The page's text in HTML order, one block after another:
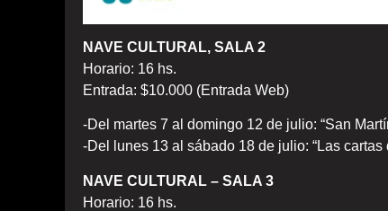
NAVE CULTURAL, SALA 2
Horario: 16 hs.
Entrada: $10.000 (Entrada Web)
-Del martes 7 al domingo 12 de julio: “San
-Del lunes 13 al sábado 18 de julio: “Las cartas
NAVE CULTURAL – SALA 3
Horario: 16 hs.